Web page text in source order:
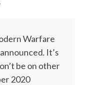
Warfare
It’s
be on other
2020